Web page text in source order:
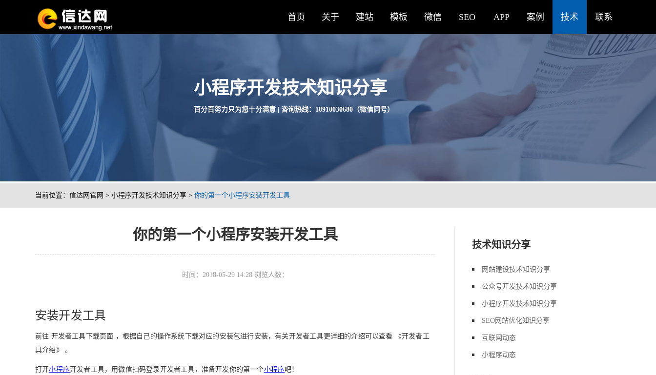
首页 关于 建站 模板 微信 SEO APP 案例 技术 联系
小程序开发技术知识分享
百分百努力只为您十分满意 | 咨询热线：18910030680（微信同号）
当前位置： 信达网官网 > 小程序开发技术知识分享 > 你的第一个小程序安装开发工具
你的第一个小程序安装开发工具
时间：2018-05-29 14:28 浏览人数：
安装开发工具
前往 开发者工具下载页面 ，根据自己的操作系统下载对应的安装包进行安装，有关开发者工具更详细的介绍可以查看 《开发者工
具介绍》 。
打开小程序开发者工具，用微信扫码登录开发者工具，准备开发你的第一个小程序吧！
技术知识分享
网站建设技术知识分享
公众号开发技术知识分享
小程序开发技术知识分享
SEO网站优化知识分享
互联网动态
小程序动态